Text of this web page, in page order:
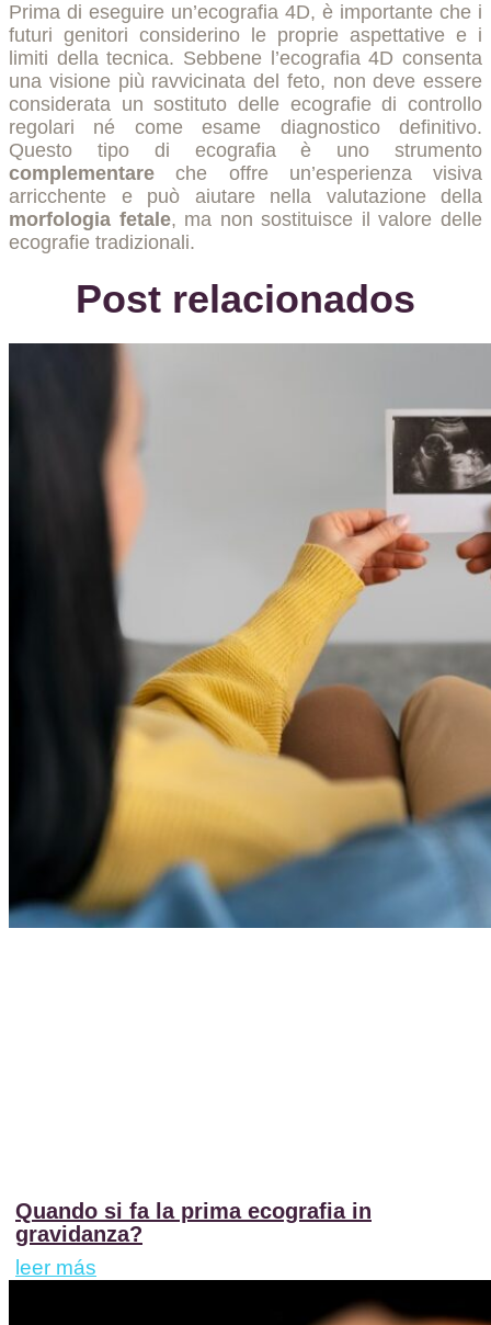
Prima di eseguire un’ecografia 4D, è importante che i
futuri genitori considerino le proprie aspettative e i
limiti della tecnica. Sebbene l’ecografia 4D consenta
una visione più ravvicinata del feto, non deve essere
considerata un sostituto delle ecografie di controllo
regolari né come esame diagnostico definitivo.
Questo tipo di ecografia è uno strumento
complementare che offre un’esperienza visiva
arricchente e può aiutare nella valutazione della
morfologia fetale, ma non sostituisce il valore delle
ecografie tradizionali.
Post relacionados
Quando si fa la prima ecografia in
gravidanza?
leer más